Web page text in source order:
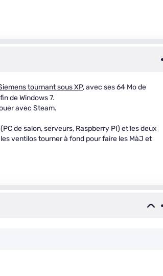
tournant sous XP, avec ses 64 Mo de
de Windows 7.
avec Steam.
de salon, serveurs, Raspberry PI) et les deux
ventilos tourner à fond pour faire les MàJ et